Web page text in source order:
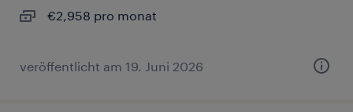
€2,958 pro monat
veröffentlicht am 19. Juni 2026